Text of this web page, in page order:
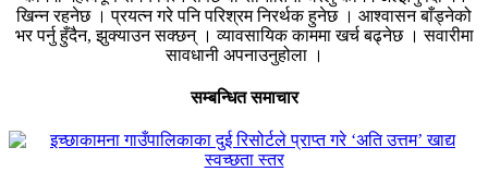
खिन्न रहनेछ । प्रयत्न गरे पनि परिश्रम निरर्थक हुनेछ । आश्वासन बाँड्नेको
भर पर्नु हुँदैन, झुक्याउन सक्छन् । व्यावसायिक काममा खर्च बढ्नेछ । सवारीमा
सावधानी अपनाउनुहोला ।
सम्बन्धित समाचार